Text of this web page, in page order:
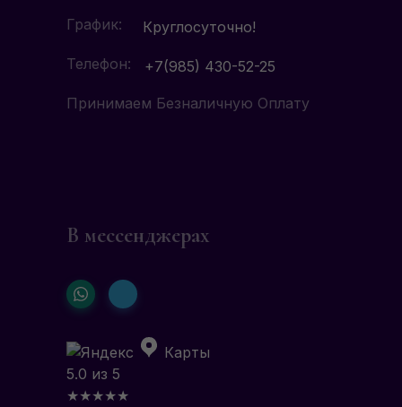
График:
Круглосуточно!
Телефон: +7(985) 430-52-25
Принимаем Безналичную Оплату
В мессенджерах
Карты
5.0 из 5
★★★★★